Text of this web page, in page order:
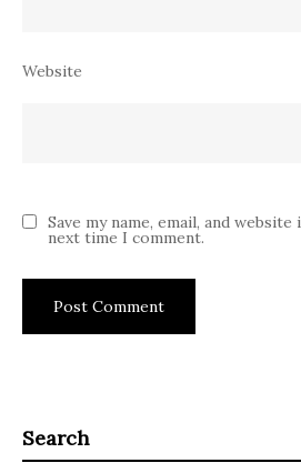
Website
Save my name, email, and
next time I comment.
Search